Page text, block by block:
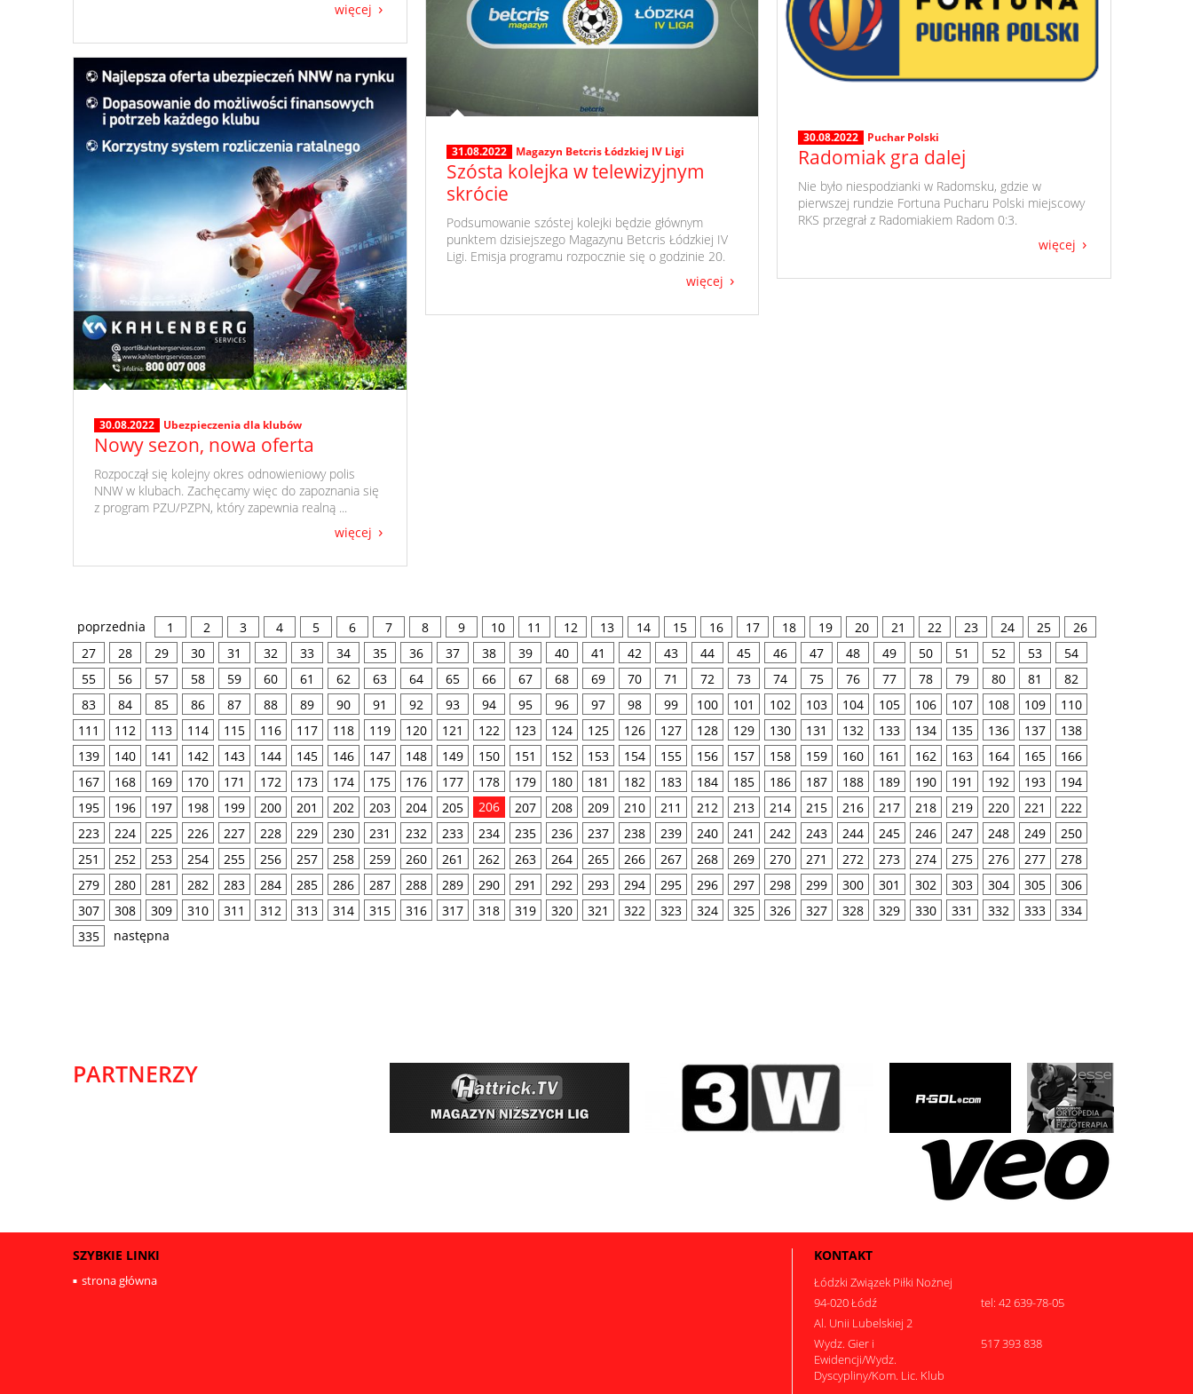
więcej
31.08.2022 Magazyn Betcris Łódzkiej IV Ligi
Szósta kolejka w telewizyjnym
skrócie
​ Podsumowanie szóstej kolejki będzie głównym
punktem dzisiejszego Magazynu Betcris Łódzkiej IV
Ligi. Emisja programu rozpocznie się o godzinie 20.
więcej
30.08.2022 Puchar Polski
Radomiak gra dalej
​ Nie było niespodzianki w Radomsku, gdzie w
pierwszej rundzie Fortuna Pucharu Polski miejscowy
RKS przegrał z Radomiakiem Radom 0:3.
więcej
30.08.2022 Ubezpieczenia dla klubów
Nowy sezon, nowa oferta
​ Rozpoczął się kolejny okres odnowieniowy polis
NNW w klubach. Zachęcamy więc do zapoznania się
z program PZU/PZPN, który zapewnia realną ...
więcej
poprzednia 1 2 3 4 5 6 7 8 9 10 11 12 13 14 15 16 17 18 19 20 21 22 23 24 25
26
27
28 29 30 31 32 33 34 35 36 37 38 39 40 41 42 43 44 45 46 47 48 49 50 51 52 53
54
55
56 57 58 59 60 61 62 63 64 65 66 67 68 69 70 71 72 73 74 75 76 77 78 79 80 81
82
83
84 85 86 87 88 89 90 91 92 93 94 95 96 97 98 99 100 101 102 103 104 105 106 107 108 109
110
111
112 113 114 115 116 117 118 119 120 121 122 123 124 125 126 127 128 129 130 131 132 133 134 135 136 137
138
139
140 141 142 143 144 145 146 147 148 149 150 151 152 153 154 155 156 157 158 159 160 161 162 163 164 165
166
167
168 169 170 171 172 173 174 175 176 177 178 179 180 181 182 183 184 185 186 187 188 189 190 191 192 193
194
195
196 197 198 199 200 201 202 203 204 205 206 207 208 209 210 211 212 213 214 215 216 217 218 219 220 221
222
223
224 225 226 227 228 229 230 231 232 233 234 235 236 237 238 239 240 241 242 243 244 245 246 247 248 249
250
251
252 253 254 255 256 257 258 259 260 261 262 263 264 265 266 267 268 269 270 271 272 273 274 275 276 277
278
279
280 281 282 283 284 285 286 287 288 289 290 291 292 293 294 295 296 297 298 299 300 301 302 303 304 305
306
307
308 309 310 311 312 313 314 315 316 317 318 319 320 321 322 323 324 325 326 327 328 329 330 331 332 333
334
335
następna
PARTNERZY
SZYBKIE LINKI
strona główna
KONTAKT
Łódzki Związek Piłki Nożnej
94-020 Łódź
tel: 42 639-78-05
Al. Unii Lubelskiej 2
Wydz. Gier i
Ewidencji/Wydz.
Dyscypliny/Kom. Lic. Klub
517 393 838